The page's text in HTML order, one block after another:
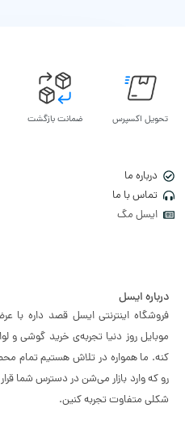
تحویل اکسپرس ضمانت بازگشت
درباره ما
تماس با ما
ایسل مگ
درباره ایسل
فروشگاه اینترنتی ایسل قصد داره با
موبایل روز دنیا تجربه‌ی خرید گوشی و
کنه. ما همواره در تلاش هستیم تمام
رو که وارد بازار می‌شن در دسترس شما
شکلی متفاوت تجربه کنین.